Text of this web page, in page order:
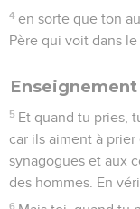
4 en sorte que ton
Père qui voit dans
5 Et quand tu pries,
car ils aiment à
synagogues et aux
des hommes. En
6